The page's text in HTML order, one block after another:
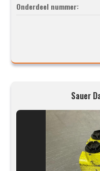
Onderdeel nummer:
Sauer